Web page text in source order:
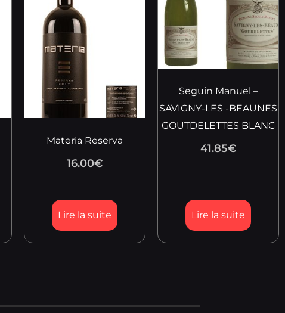
Materia Reserva
16.00€
Lire la suite
Seguin Manuel –
SAVIGNY-LES -BEAUNES
GOUTDELETTES BLANC
41.85€
Lire la suite